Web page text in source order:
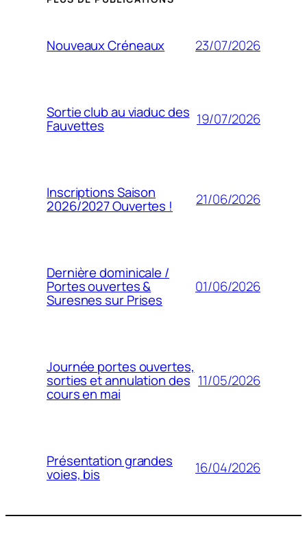
Nouveaux Créneaux 23/07/2026
Sortie club au viaduc des
Fauvettes 19/07/2026
Inscriptions Saison
2026/2027 Ouvertes ! 21/06/2026
Dernière dominicale /
Portes ouvertes &
Suresnes sur Prises
01/06/2026
Journée portes ouvertes,
sorties et annulation des
cours en mai
11/05/2026
Présentation grandes
voies, bis 16/04/2026